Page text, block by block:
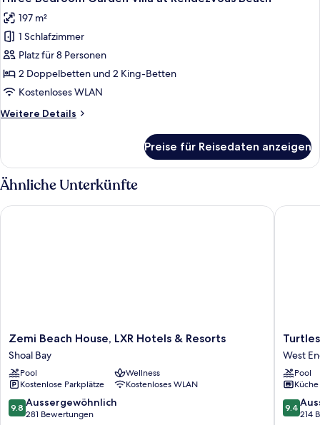
Rendezvous
Beach
Fotos
für
Three
Bedroom
Garden
Villa
Rendezvous
197 m²
1 Schlafzimmer
Platz für 8 Personen
2 Doppelbetten und 2 King-Betten
Kostenloses WLAN
Weitere Details
Weitere
Bedroom
Garden
Villa
Rendezvous
Preise für Reisedaten anzeigen
Ähnliche Unterkünfte
Zemi
Beach
House,
LXR
Hotels
&
Resorts
Zemi Beach House, LXR Hotels & Resorts
Shoal Bay
Pool
Wellness
Kostenlose Parkplätze
Kostenloses WLAN
9.8
von
9.8 Aussergewöhnlich
281 Bewertungen
Zemi Beach House, LXR Hotels & Resorts
Turtles
Nest
Beach
Resort
West
End
Village
West
Pool
Küche
9.4
von
9.4
214
Turtles